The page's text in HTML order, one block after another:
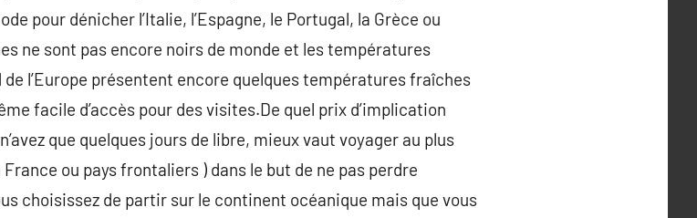
pour dénicher l’Italie, l’Espagne, le Portugal, la Grèce ou
ne sont pas encore noirs de monde et les températures
l’Europe présentent encore quelques températures fraîches
facile d’accès pour des visites.De quel prix d’implication
que quelques jours de libre, mieux vaut voyager au plus
ou pays frontaliers ) dans le but de ne pas perdre
choisissez de partir sur le continent océanique mais que vous